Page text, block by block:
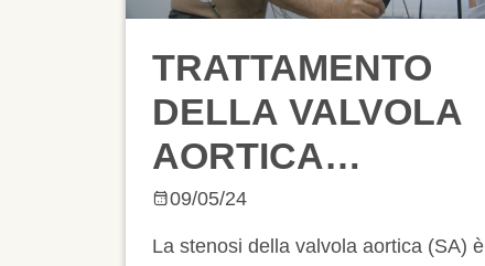
TRATTAMENTO
DELLA VALVOLA
AORTICA
STENOTICA:
L’OBESITÀ
09/05/24
La stenosi della valvola aortica (SA) è